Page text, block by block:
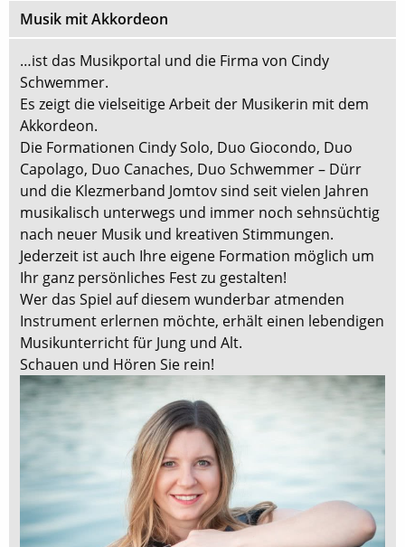
Musik mit Akkordeon
…ist das Musikportal und die Firma von Cindy
Schwemmer.
Es zeigt die vielseitige Arbeit der Musikerin mit dem
Akkordeon.
Die Formationen Cindy Solo, Duo Giocondo, Duo
Capolago, Duo Canaches, Duo Schwemmer – Dürr
und die Klezmerband Jomtov sind seit vielen Jahren
musikalisch unterwegs und immer noch sehnsüchtig
nach neuer Musik und kreativen Stimmungen.
Jederzeit ist auch Ihre eigene Formation möglich um
Ihr ganz persönliches Fest zu gestalten!
Wer das Spiel auf diesem wunderbar atmenden
Instrument erlernen möchte, erhält einen lebendigen
Musikunterricht für Jung und Alt.
Schauen und Hören Sie rein!